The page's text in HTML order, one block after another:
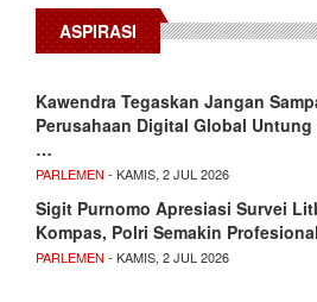
ASPIRASI
Kawendra Tegaskan Jangan
Perusahaan Digital Global Untung
…
PARLEMEN - KAMIS, 2 JUL 2026
Sigit Purnomo Apresiasi Survei
Kompas, Polri Semakin
PARLEMEN - KAMIS, 2 JUL 2026